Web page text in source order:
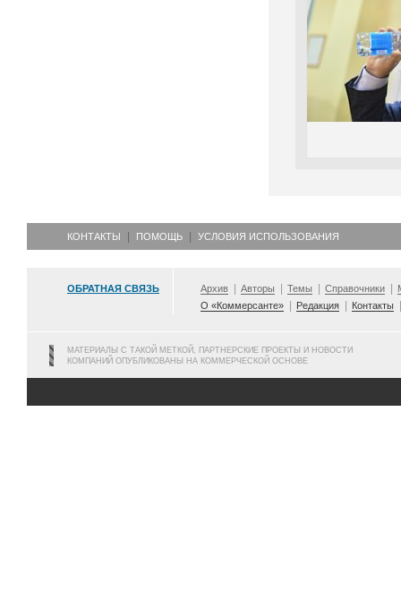
КОНТАКТЫ ПОМОЩЬ УСЛОВИЯ ИСПОЛЬЗОВАНИЯ
ОБРАТНАЯ СВЯЗЬ Архив Авторы Темы Справочники
О «Коммерсанте»
Редакция Контакты
МАТЕРИАЛЫ С ТАКОЙ МЕТКОЙ, ПАРТНЕРСКИЕ ПРОЕКТЫ И НОВОСТИ
КОМПАНИЙ ОПУБЛИКОВАНЫ НА КОММЕРЧЕСКОЙ ОСНОВЕ